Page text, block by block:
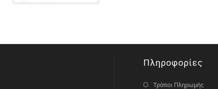
Πληροφορίες
Τρόποι Πληρωμής